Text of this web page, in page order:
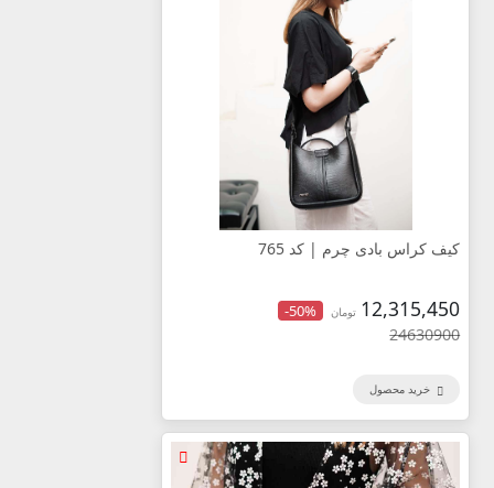
کیف کراس بادی چرم | کد 765
12,315,450 تومان -50%
24630900
خرید محصول